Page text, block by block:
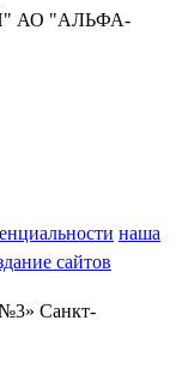
АО "АЛЬФА-
наша
сайтов
Санкт-